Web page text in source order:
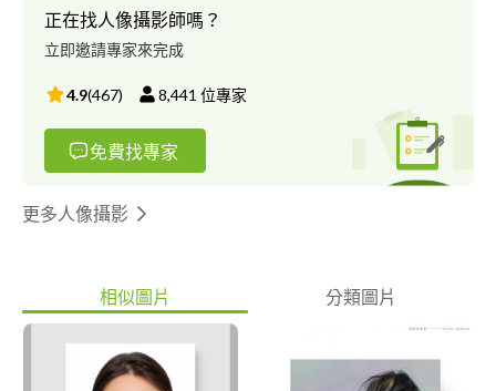
正在找人像攝影師嗎？
立即邀請專家來完成
4.9(467) 8,441 位專家
免費找專家
更多人像攝影
相似圖片 分類圖片